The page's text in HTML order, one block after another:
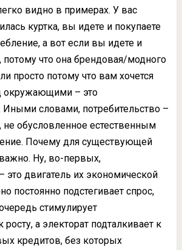
видно в примерах. У вас
куртка, вы идете и покупаете
а вот если вы идете и
потому что она брендовая/модного
просто потому что вам хочется
окружающими – это
Иными словами, потребительство –
не обусловленное естественным
Почему для существующей
Ну, во-первых,
это двигатель их экономической
постоянно подстегивает спрос,
стимулирует
росту, а электорат подталкивает к
кредитов, без которых